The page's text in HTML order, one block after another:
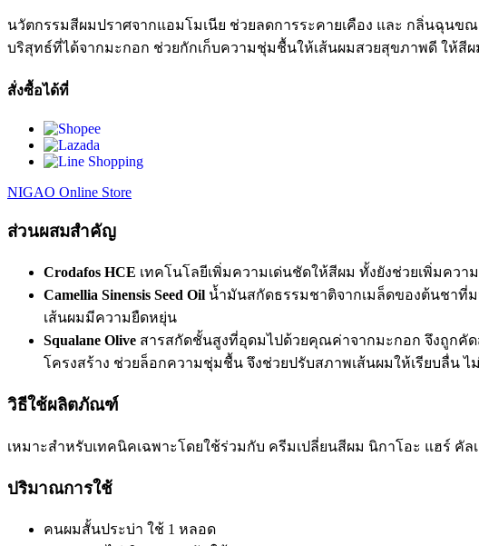
นวัตกรรมสีผมปราศจากแอมโมเนีย ช่วยลดการระคายเคือง และ กลิ่นฉุนข
บริสุทธ์ที่ได้จากมะกอก ช่วยกักเก็บความชุ่มชื้นให้เส้นผมสวยสุขภาพดี ให้สี
สั่งซื้อได้ที่
NIGAO Online Store
ส่วนผสมสำคัญ
Crodafos HCE เทคโนโลยีเพิ่มความเด่นชัดให้สีผม ทั้งยังช่วยเพิ่มคว
Camellia Sinensis Seed Oil น้ำมันสกัดธรรมชาติจากเมล็ดของต้นชาที่
เส้นผมมีความยืดหยุ่น
Squalane Olive สารสกัดชั้นสูงที่อุดมไปด้วยคุณค่าจากมะกอก จึงถูกคั
โครงสร้าง ช่วยล็อกความชุ่มชื้น จึงช่วยปรับสภาพเส้นผมให้เรียบลื่น ไ
วิธีใช้ผลิตภัณฑ์
เหมาะสำหรับเทคนิคเฉพาะโดยใช้ร่วมกับ ครีมเปลี่ยนสีผม นิกาโอะ แฮร์ คั
ปริมาณการใช้
คนผมสั้นประบ่า ใช้ 1 หลอด